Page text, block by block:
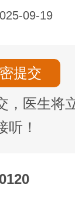
09-19
，医生将
听！